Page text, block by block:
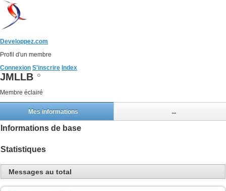
Developpez.com
Profil d'un membre
Connexion S'inscrire Index
JMLLB
Membre éclairé
Mes informations ...
Informations de base
Statistiques
Messages au total